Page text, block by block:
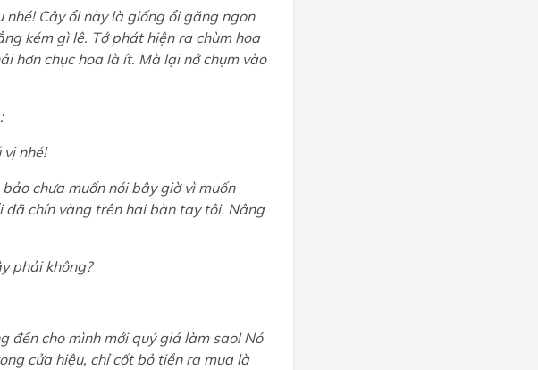
Cây ổi này là giống ổi găng ngon
kém gì lê. Tớ phát hiện ra chùm hoa
hơn chục hoa là ít. Mà lại nở chụm vào
nhé!
chưa muốn nói bây giờ vì muốn
đã chín vàng trên hai bàn tay tôi. Nâng
phải không?
đến cho mình mới quý giá làm sao! Nó
cửa hiệu, chỉ cốt bỏ tiền ra mua là